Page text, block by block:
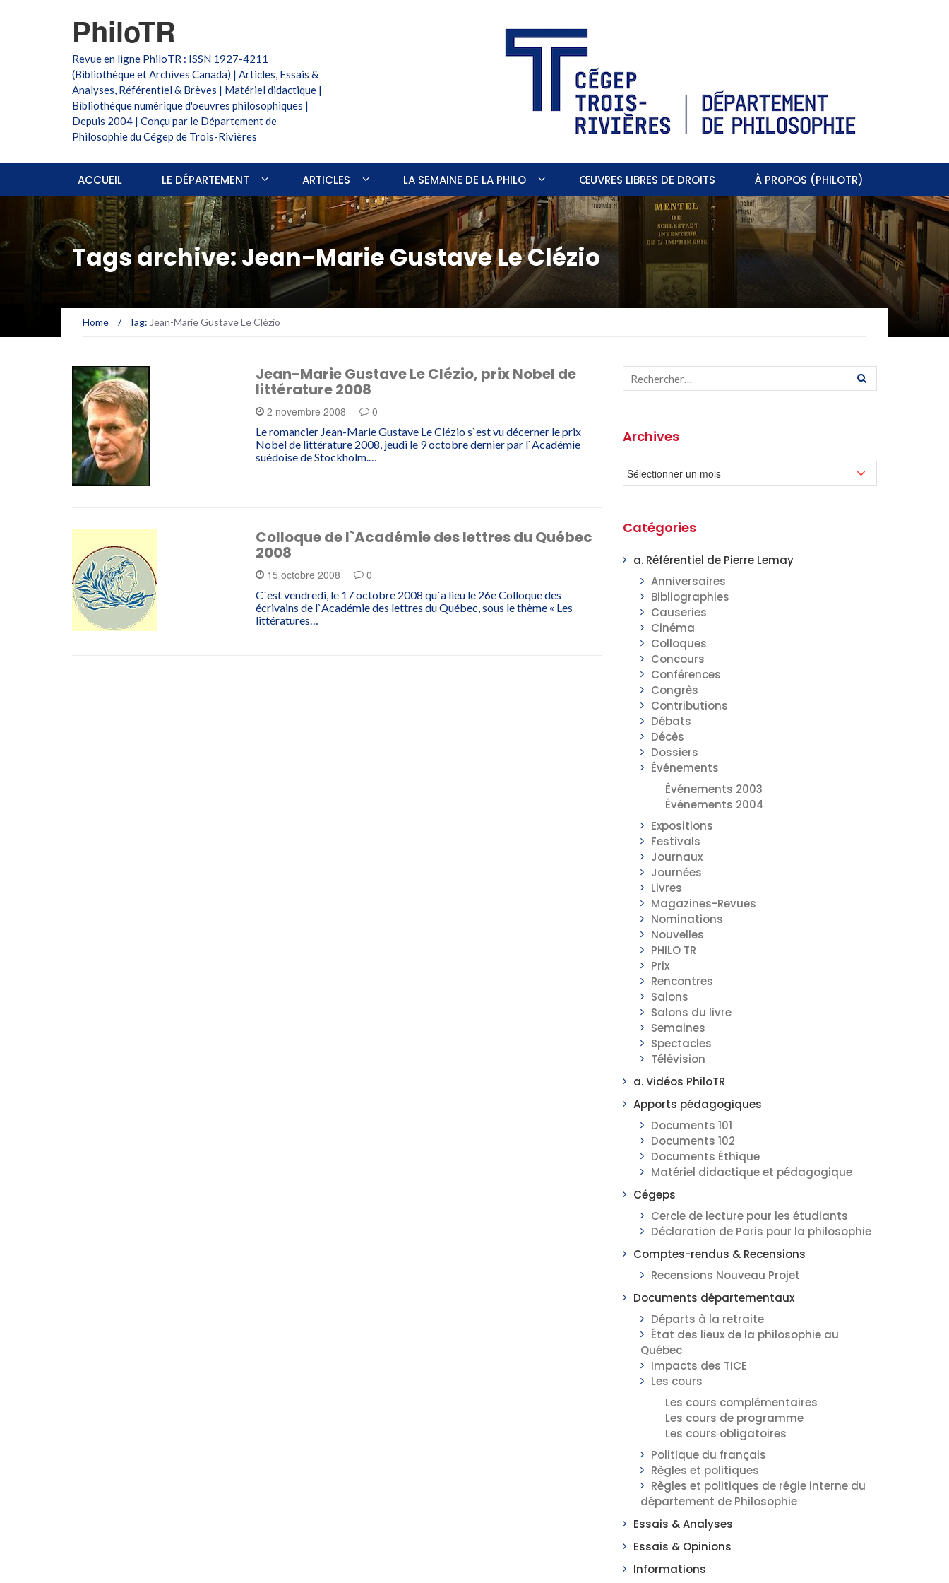
PhiloTR
Revue en ligne PhiloTR : ISSN 1927-4211
(Bibliothèque et Archives Canada) | Articles, Essais &
Analyses, Référentiel & Brèves | Matériel didactique |
Bibliothèque numérique d'oeuvres philosophiques |
Depuis 2004 | Conçu par le Département de
Philosophie du Cégep de Trois-Rivières
ACCUEIL LE DÉPARTEMENT ARTICLES LA SEMAINE DE LA PHILO ŒUVRES LIBRES DE DROITS À PROPOS (PHILOTR)
Tags archive: Jean-Marie Gustave Le Clézio
Home / Tag: Jean-Marie Gustave Le Clézio
Jean-Marie Gustave Le Clézio, prix Nobel de
littérature 2008
2 novembre 2008 0
Le romancier Jean-Marie Gustave Le Clézio s`est vu décerner le prix
Nobel de littérature 2008, jeudi le 9 octobre dernier par l`Académie
suédoise de Stockholm.…
Colloque de l`Académie des lettres du Québec
2008
15 octobre 2008 0
C`est vendredi, le 17 octobre 2008 qu`a lieu le 26e Colloque des
écrivains de l`Académie des lettres du Québec, sous le thème « Les
littératures…
Archives
Catégories
a. Référentiel de Pierre Lemay
Anniversaires
Bibliographies
Causeries
Cinéma
Colloques
Concours
Conférences
Congrès
Contributions
Débats
Décès
Dossiers
Événements
Événements 2003
Événements 2004
Expositions
Festivals
Journaux
Journées
Livres
Magazines-Revues
Nominations
Nouvelles
PHILO TR
Prix
Rencontres
Salons
Salons du livre
Semaines
Spectacles
Télévision
a. Vidéos PhiloTR
Apports pédagogiques
Documents 101
Documents 102
Documents Éthique
Matériel didactique et pédagogique
Cégeps
Cercle de lecture pour les étudiants
Déclaration de Paris pour la philosophie
Comptes-rendus & Recensions
Recensions Nouveau Projet
Documents départementaux
Départs à la retraite
État des lieux de la philosophie au
Québec
Impacts des TICE
Les cours
Les cours complémentaires
Les cours de programme
Les cours obligatoires
Politique du français
Règles et politiques
Règles et politiques de régie interne du
département de Philosophie
Essais & Analyses
Essais & Opinions
Informations